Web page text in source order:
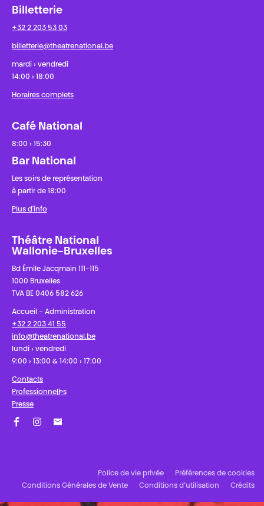
Billetterie
+32 2 203 53 03
billetterie@theatrenational.be
mardi › vendredi
14:00 › 18:00
Horaires complets
Café National
8:00 › 15:30
Bar National
Les soirs de représentation
à partir de 18:00
Plus d'info
Théâtre National
Wallonie-Bruxelles
Bd Émile Jacqmain 111-115
1000 Bruxelles
TVA BE 0406 582 626
Accueil - Administration
+32 2 203 41 55
info@theatrenational.be
lundi › vendredi
9:00 › 13:00 & 14:00 › 17:00
Contacts
Professionnel·les
Presse
Police de vie privée
Préférences de cookies
Conditions Générales de Vente
Conditions d’utilisation Crédits